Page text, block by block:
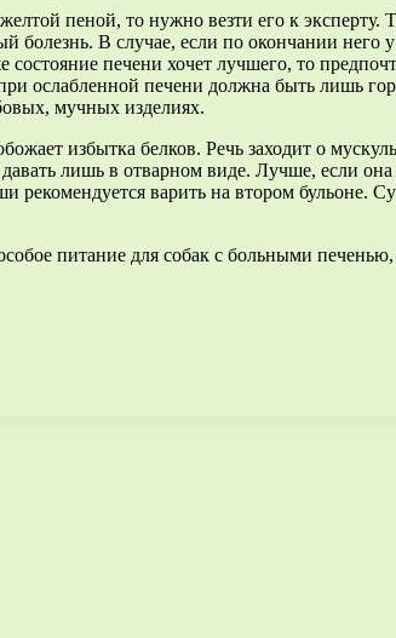
пеной, то нужно везти его к эксперту.
болезнь. В случае, если по окончании него
печени хочет лучшего, то
ослабленной печени должна быть лишь
мучных изделиях.
избытка белков. Речь заходит о
лишь в отварном виде. Лучше, если она
рекомендуется варить на втором бульоне.
питание для собак с больными